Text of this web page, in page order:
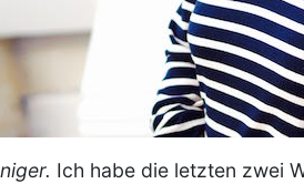
Ich habe die letzten zwei